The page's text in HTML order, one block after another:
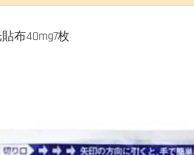
布40mg7枚